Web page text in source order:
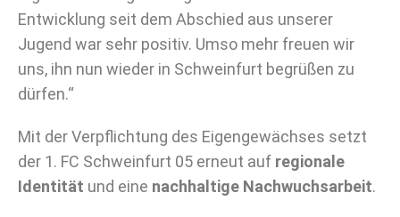
Entwicklung seit dem Abschied aus unserer
Jugend war sehr positiv. Umso mehr freuen wir
uns, ihn nun wieder in Schweinfurt begrüßen zu
dürfen.“
Mit der Verpflichtung des Eigengewächses setzt
der 1. FC Schweinfurt 05 erneut auf regionale
Identität und eine nachhaltige Nachwuchsarbeit.